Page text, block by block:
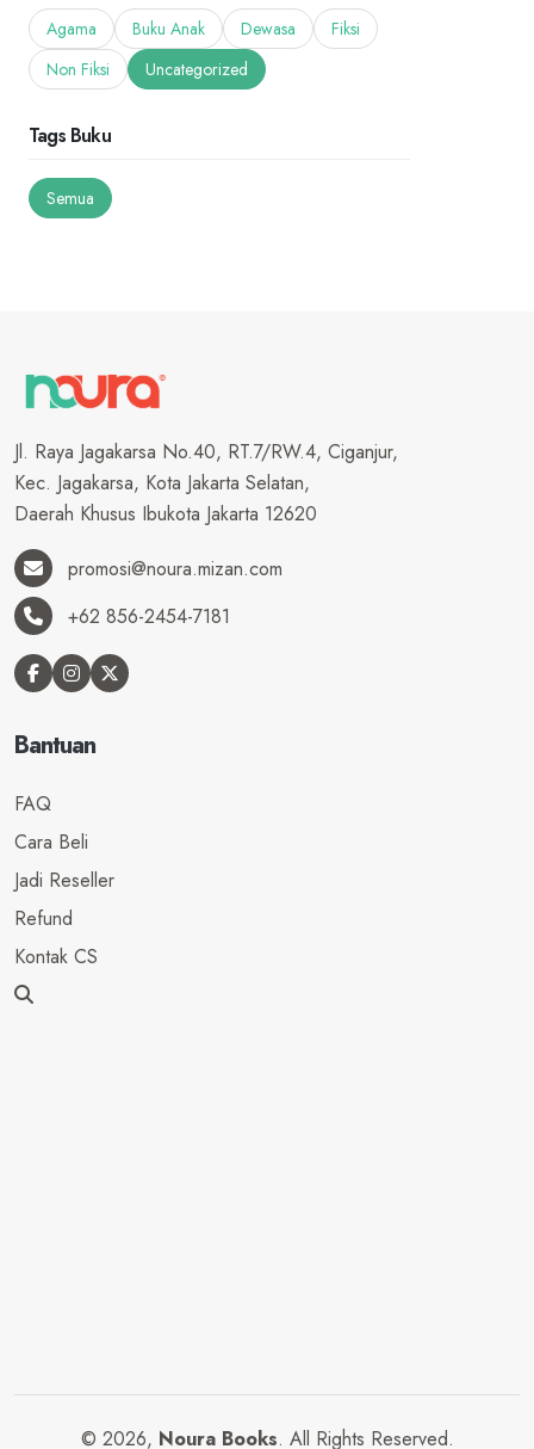
Agama Buku Anak Dewasa
Fiksi
Non Fiksi
Uncategorized
Tags Buku
Semua
Jl. Raya Jagakarsa No.40, RT.7/RW.4, Ciganjur,
Kec. Jagakarsa, Kota Jakarta Selatan,
Daerah Khusus Ibukota Jakarta 12620
promosi@noura.mizan.com
+62 856-2454-7181
Bantuan
FAQ
Cara Beli
Jadi Reseller
Refund
Kontak CS
© 2026, Noura Books. All Rights Reserved.